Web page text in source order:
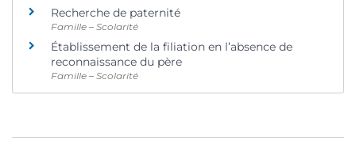
Recherche de paternité
Famille – Scolarité
Établissement de la filiation en l’absence de
reconnaissance du père
Famille – Scolarité